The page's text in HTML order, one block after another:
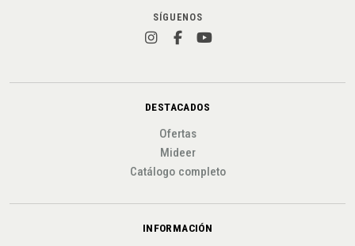
SÍGUENOS
DESTACADOS
Ofertas
Mideer
Catálogo completo
INFORMACIÓN